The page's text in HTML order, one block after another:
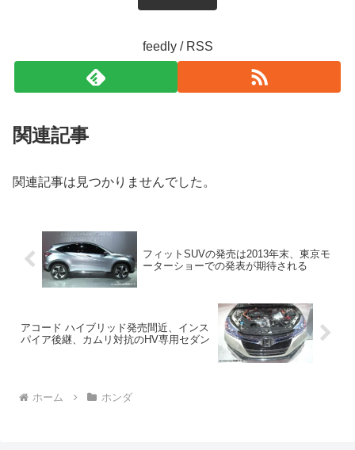
feedly / RSS
関連記事
関連記事は見つかりませんでした。
フィットSUVの発売は2013年末、東京モ
ーターショーでの発表が期待される
アコード ハイブリッド発売間近、インス
パイア後継、カムリ対抗のHV専用セダン
ホーム ホンダ